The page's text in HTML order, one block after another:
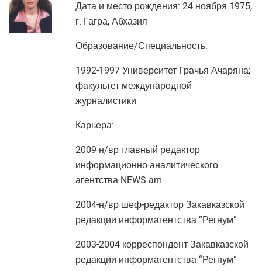
Дата и место рождения: 24 ноября 1975,
г. Гагра, Абхазия
Образование/Специальность:
1992-1997 Университет Грачья Ачаряна;
факультет международной
журналистики
Карьера:
2009-н/вр главный редактор
информационно-аналитического
агентства NEWS.am
2004-н/вр шеф-редактор Закавказской
редакции информагентства “Регнум”
2003-2004 корреспондент Закавказской
редакции информагентства “Регнум”